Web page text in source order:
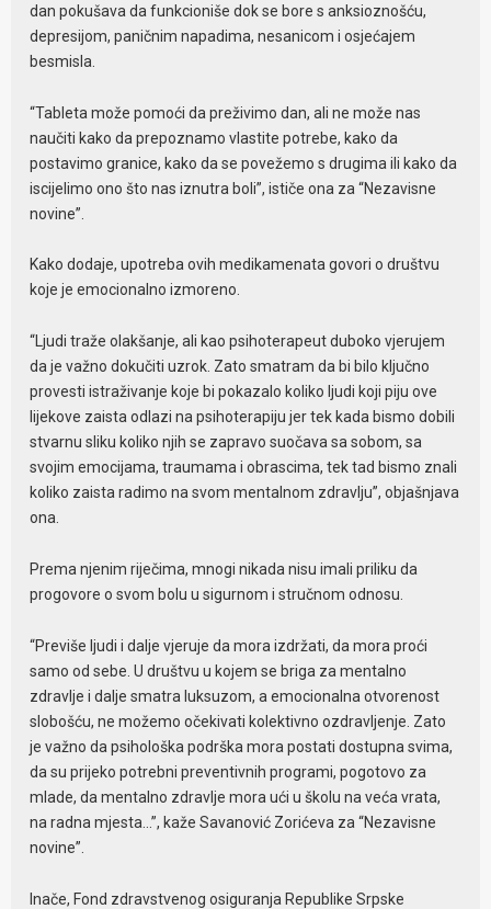
dan pokušava da funkcioniše dok se bore s anksioznošću,
depresijom, paničnim napadima, nesanicom i osjećajem
besmisla.
“Tableta može pomoći da preživimo dan, ali ne može nas
naučiti kako da prepoznamo vlastite potrebe, kako da
postavimo granice, kako da se povežemo s drugima ili kako da
iscijelimo ono što nas iznutra boli”, ističe ona za “Nezavisne
novine”.
Kako dodaje, upotreba ovih medikamenata govori o društvu
koje je emocionalno izmoreno.
“Ljudi traže olakšanje, ali kao psihoterapeut duboko vjerujem
da je važno dokučiti uzrok. Zato smatram da bi bilo ključno
provesti istraživanje koje bi pokazalo koliko ljudi koji piju ove
lijekove zaista odlazi na psihoterapiju jer tek kada bismo dobili
stvarnu sliku koliko njih se zapravo suočava sa sobom, sa
svojim emocijama, traumama i obrascima, tek tad bismo znali
koliko zaista radimo na svom mentalnom zdravlju”, objašnjava
ona.
Prema njenim riječima, mnogi nikada nisu imali priliku da
progovore o svom bolu u sigurnom i stručnom odnosu.
“Previše ljudi i dalje vjeruje da mora izdržati, da mora proći
samo od sebe. U društvu u kojem se briga za mentalno
zdravlje i dalje smatra luksuzom, a emocionalna otvorenost
slobošću, ne možemo očekivati kolektivno ozdravljenje. Zato
je važno da psihološka podrška mora postati dostupna svima,
da su prijeko potrebni preventivnih programi, pogotovo za
mlade, da mentalno zdravlje mora ući u školu na veća vrata,
na radna mjesta…”, kaže Savanović Zorićeva za “Nezavisne
novine”.
Inače, Fond zdravstvenog osiguranja Republike Srpske